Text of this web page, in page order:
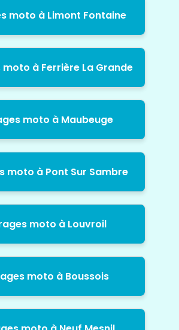
moto à Limont Fontaine
à Ferrière La Grande
moto à Maubeuge
moto à Pont Sur Sambre
moto à Louvroil
moto à Boussois